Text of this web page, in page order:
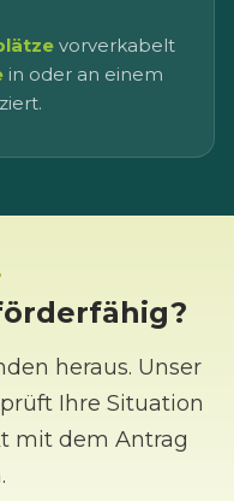
vorverkabelt
in oder an einem
heraus. Unser
Ihre Situation
mit dem Antrag